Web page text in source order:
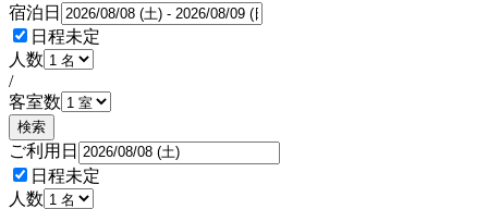
宿泊日
日程未定
人数
/
客室数
検索
ご利用日
日程未定
人数